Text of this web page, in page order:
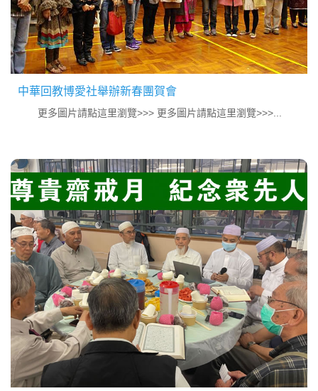
中華回教博愛社舉辦新春團賀會
更多圖片請點這里瀏覽>>> 更多圖片請點這里瀏覽>>>...